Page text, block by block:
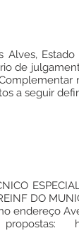
Alves,
de
a seguir
DO
endereço